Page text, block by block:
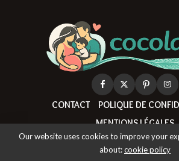
CONTACT
POLIQUE DE
MENTIONS LÉGALES
Our website uses cookies to improve your
about:cookie policy